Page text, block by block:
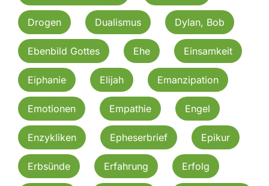
Drogen Dualismus Dylan, Bob
Ebenbild Gottes Ehe Einsamkeit
Eiphanie Elijah Emanzipation
Emotionen Empathie Engel
Enzykliken Epheserbrief Epikur
Erbsünde Erfahrung Erfolg